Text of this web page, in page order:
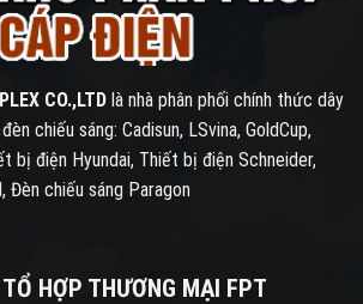
CO.,LTD là nhà phân phối chính thức dây
chiếu sáng: Cadisun, LSvina, GoldCup,
bị điện Hyundai, Thiết bị điện Schneider,
Đèn chiếu sáng Paragon
HỢP THƯƠNG MẠI FPT